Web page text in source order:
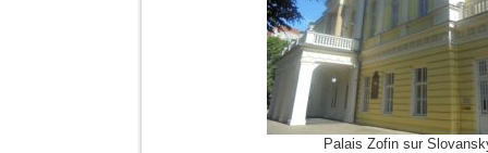
Palais Zofin sur